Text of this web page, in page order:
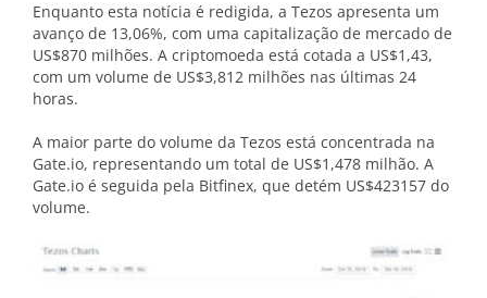
Enquanto esta notícia é redigida, a Tezos apresenta um
avanço de 13,06%, com uma capitalização de mercado de
US$870 milhões. A criptomoeda está cotada a US$1,43,
com um volume de US$3,812 milhões nas últimas 24
horas.
A maior parte do volume da Tezos está concentrada na
Gate.io, representando um total de US$1,478 milhão. A
Gate.io é seguida pela Bitfinex, que detém US$423157 do
volume.